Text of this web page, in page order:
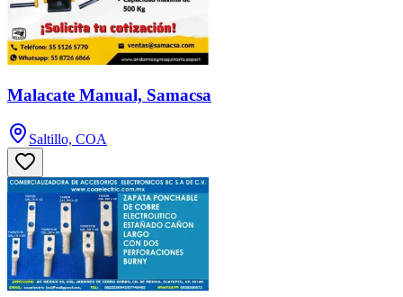
Malacate Manual, Samacsa
Saltillo, COA